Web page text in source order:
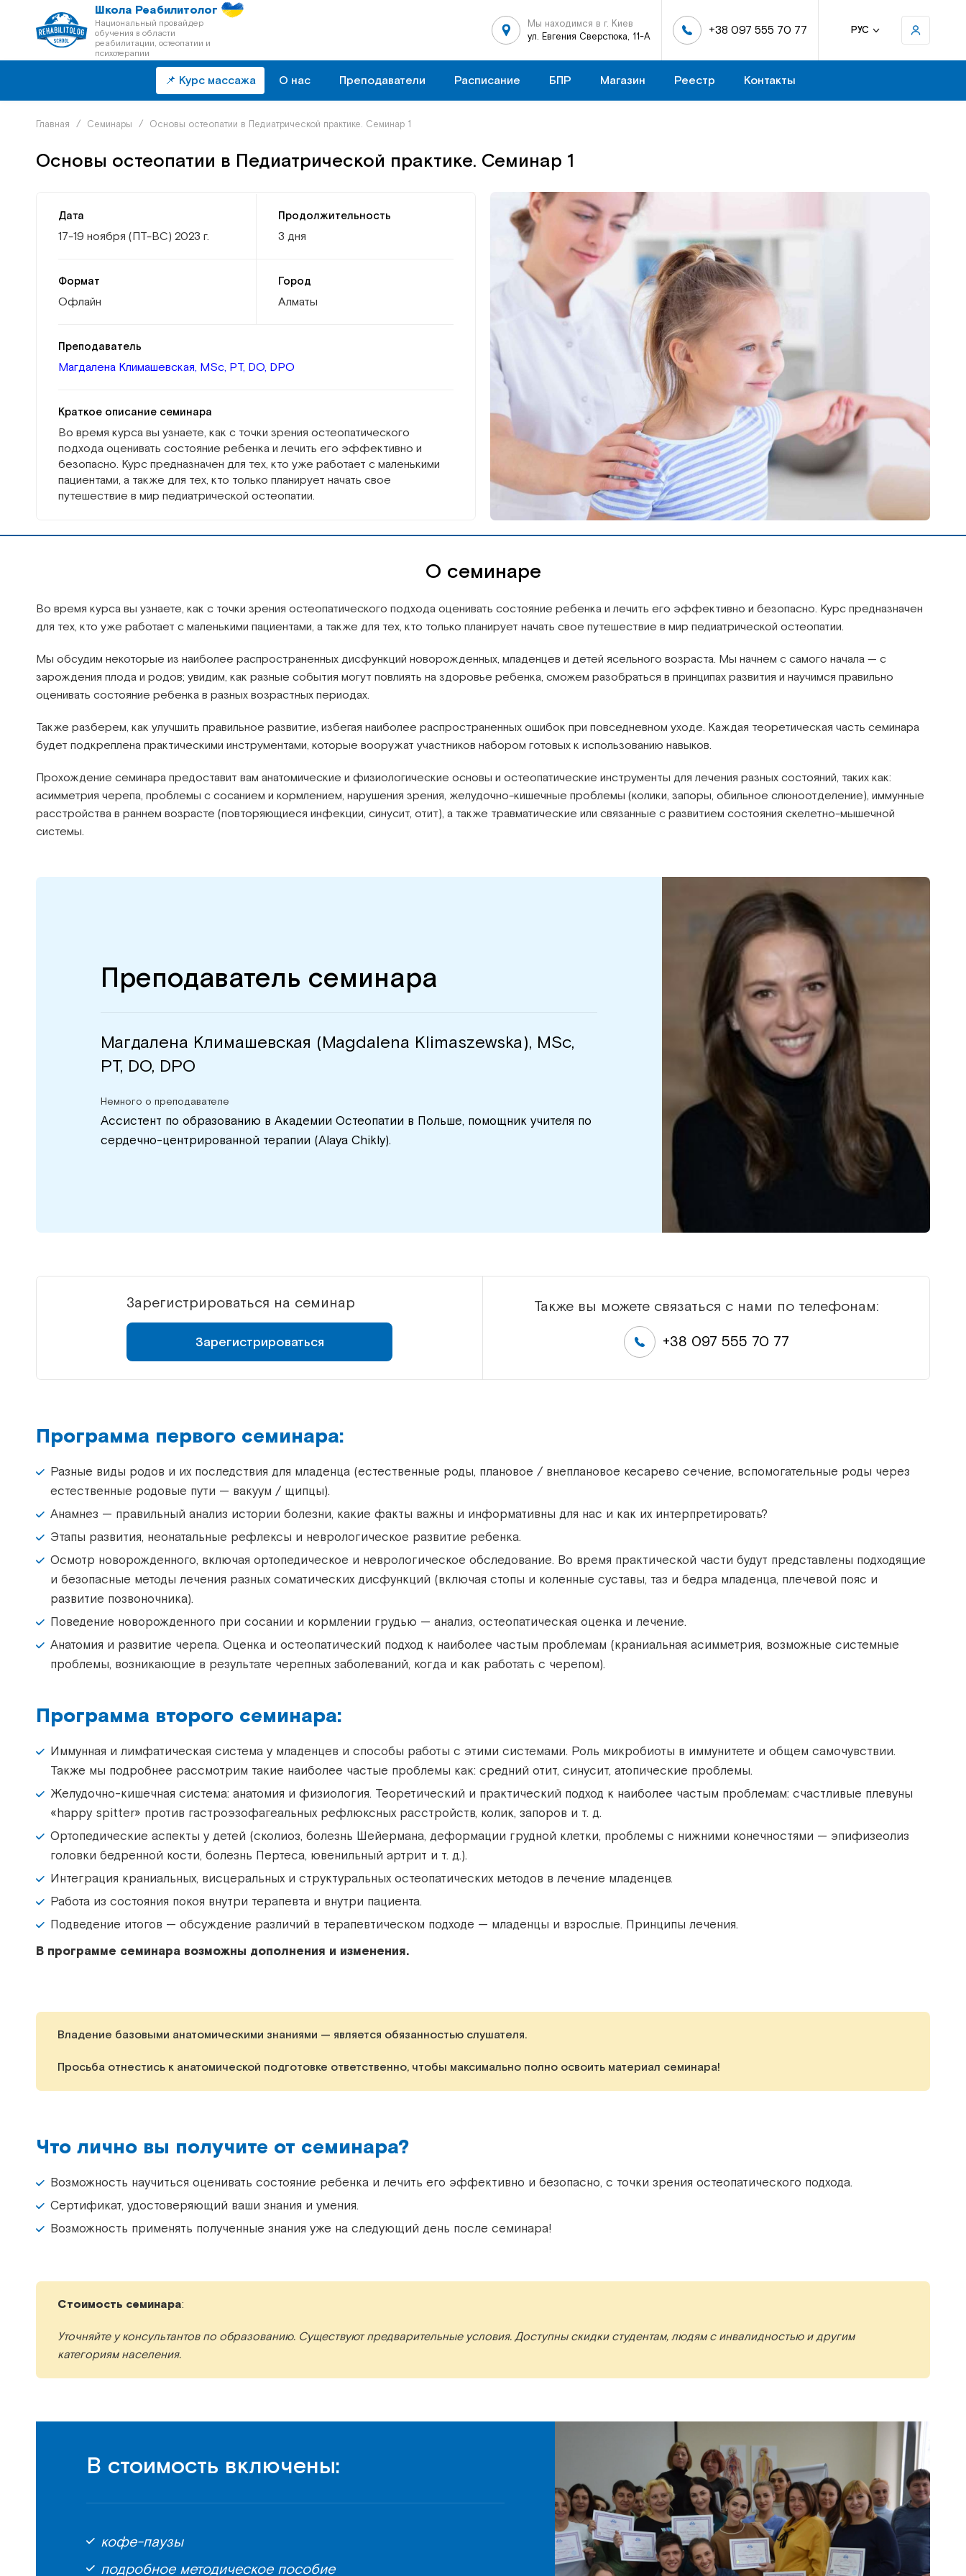
Школа Реабилитолог
Национальный провайдер
обучения в области
реабилитации, остеопатии и
психотерапии
Мы находимся в г. Киев
ул. Евгения Сверстюка, 11-А
+38 097 555 70 77 РУС
📌 Курс массажа О нас Преподаватели Расписание БПР Магазин Реестр Контакты
Главная / Семинары / Основы остеопатии в Педиатрической практике. Семинар 1
Основы остеопатии в Педиатрической практике. Семинар 1
Дата
17-19 ноября (ПТ-ВС) 2023 г.
Продолжительность
3 дня
Формат
Офлайн
Город
Алматы
Преподаватель
Магдалена Климашевская, MSc, PT, DO, DPO
Краткое описание семинара
Во время курса вы узнаете, как с точки зрения остеопатического
подхода оценивать состояние ребенка и лечить его эффективно и
безопасно. Курс предназначен для тех, кто уже работает с маленькими
пациентами, а также для тех, кто только планирует начать свое
путешествие в мир педиатрической остеопатии.
О семинаре
Во время курса вы узнаете, как с точки зрения остеопатического подхода оценивать состояние ребенка и лечить его эффективно и безопасно. Курс предназначен
для тех, кто уже работает с маленькими пациентами, а также для тех, кто только планирует начать свое путешествие в мир педиатрической остеопатии.
Мы обсудим некоторые из наиболее распространенных дисфункций новорожденных, младенцев и детей ясельного возраста. Мы начнем с самого начала — с
зарождения плода и родов; увидим, как разные события могут повлиять на здоровье ребенка, сможем разобраться в принципах развития и научимся правильно
оценивать состояние ребенка в разных возрастных периодах.
Также разберем, как улучшить правильное развитие, избегая наиболее распространенных ошибок при повседневном уходе. Каждая теоретическая часть семинара
будет подкреплена практическими инструментами, которые вооружат участников набором готовых к использованию навыков.
Прохождение семинара предоставит вам анатомические и физиологические основы и остеопатические инструменты для лечения разных состояний, таких как:
асимметрия черепа, проблемы с сосанием и кормлением, нарушения зрения, желудочно-кишечные проблемы (колики, запоры, обильное слюноотделение), иммунные
расстройства в раннем возрасте (повторяющиеся инфекции, синусит, отит), а также травматические или связанные с развитием состояния скелетно-мышечной
системы.
Преподаватель семинара
Магдалена Климашевская (Magdalena Klimaszewska), MSc,
PT, DO, DPO
Немного о преподавателе
Ассистент по образованию в Академии Остеопатии в Польше, помощник учителя по
сердечно-центрированной терапии (Alaya Chikly).
Зарегистрироваться на семинар
Зарегистрироваться
Также вы можете связаться с нами по телефонам:
+38 097 555 70 77
Программа первого семинара:
Разные виды родов и их последствия для младенца (естественные роды, плановое / внеплановое кесарево сечение, вспомогательные роды через
естественные родовые пути — вакуум / щипцы).
Анамнез — правильный анализ истории болезни, какие факты важны и информативны для нас и как их интерпретировать?
Этапы развития, неонатальные рефлексы и неврологическое развитие ребенка.
Осмотр новорожденного, включая ортопедическое и неврологическое обследование. Во время практической части будут представлены подходящие
и безопасные методы лечения разных соматических дисфункций (включая стопы и коленные суставы, таз и бедра младенца, плечевой пояс и
развитие позвоночника).
Поведение новорожденного при сосании и кормлении грудью — анализ, остеопатическая оценка и лечение.
Анатомия и развитие черепа. Оценка и остеопатический подход к наиболее частым проблемам (краниальная асимметрия, возможные системные
проблемы, возникающие в результате черепных заболеваний, когда и как работать с черепом).
Программа второго семинара:
Иммунная и лимфатическая система у младенцев и способы работы с этими системами. Роль микробиоты в иммунитете и общем самочувствии.
Также мы подробнее рассмотрим такие наиболее частые проблемы как: средний отит, синусит, атопические проблемы.
Желудочно-кишечная система: анатомия и физиология. Теоретический и практический подход к наиболее частым проблемам: счастливые плевуны
«happy spitter» против гастроэзофагеальных рефлюксных расстройств, колик, запоров и т. д.
Ортопедические аспекты у детей (сколиоз, болезнь Шейермана, деформации грудной клетки, проблемы с нижними конечностями — эпифизеолиз
головки бедренной кости, болезнь Пертеса, ювенильный артрит и т. д.).
Интеграция краниальных, висцеральных и структуральных остеопатических методов в лечение младенцев.
Работа из состояния покоя внутри терапевта и внутри пациента.
Подведение итогов — обсуждение различий в терапевтическом подходе — младенцы и взрослые. Принципы лечения.
В программе семинара возможны дополнения и изменения.
Владение базовыми анатомическими знаниями — является обязанностью слушателя.
Просьба отнестись к анатомической подготовке ответственно, чтобы максимально полно освоить материал семинара!
Что лично вы получите от семинара?
Возможность научиться оценивать состояние ребенка и лечить его эффективно и безопасно, с точки зрения остеопатического подхода.
Сертификат, удостоверяющий ваши знания и умения.
Возможность применять полученные знания уже на следующий день после семинара!
Стоимость семинара:
Уточняйте у консультантов по образованию. Существуют предварительные условия. Доступны скидки студентам, людям с инвалидностью и другим
категориям населения.
В стоимость включены:
кофе-паузы
подробное методическое пособие